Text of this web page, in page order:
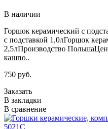
В наличии
Горшок керамический с
с подставкой 1,0лГоршок
2,5лПроизводство
кашпо..
750 руб.
Заказать
В закладки
В сравнение